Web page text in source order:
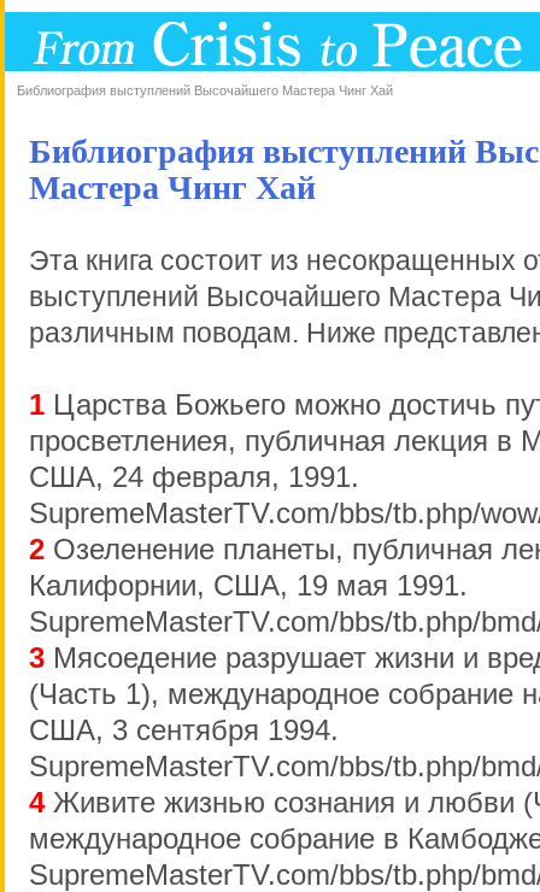
Библиография выступлений Высочайшего Мастера Чинг Хай
Библиография выступлений
Мастера Чинг Хай
Эта книга состоит из несокращенных
выступлений Высочайшего Мастера
различным поводам. Ниже
1 Царства Божьего можно достичь
просветлениея, публичная лекция в
США, 24 февраля, 1991.
SupremeMasterTV.com/bbs/tb.php/
2 Озеленение планеты, публичная
Калифорнии, США, 19 мая 1991.
SupremeMasterTV.com/bbs/tb.php/
3 Мясоедение разрушает жизни и
(Часть 1), международное собрание
США, 3 сентября 1994.
SupremeMasterTV.com/bbs/tb.php/
4Живите жизнью сознания и любви
международное собрание в
SupremeMasterTV.com/bbs/tb.php/